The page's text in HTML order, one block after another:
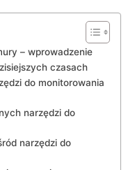
– wprowadzenie
czasach
do monitorowania
‌narzędzi do
narzędzi‌ do